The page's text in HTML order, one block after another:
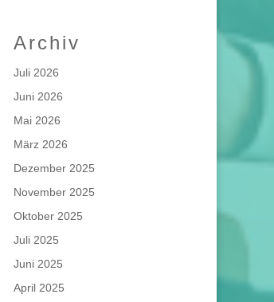
Archiv
Juli 2026
Juni 2026
Mai 2026
März 2026
Dezember 2025
November 2025
Oktober 2025
Juli 2025
Juni 2025
April 2025